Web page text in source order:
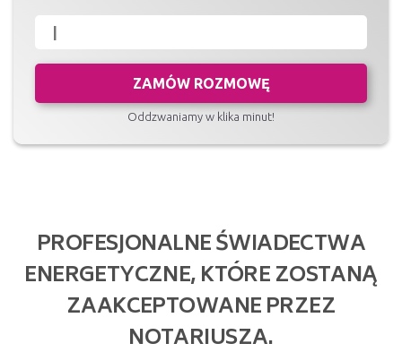
ZAMÓW ROZMOWĘ
Oddzwaniamy w klika minut!
PROFESJONALNE ŚWIADECTWA
ENERGETYCZNE, KTÓRE ZOSTANĄ
ZAAKCEPTOWANE PRZEZ
NOTARIUSZA.